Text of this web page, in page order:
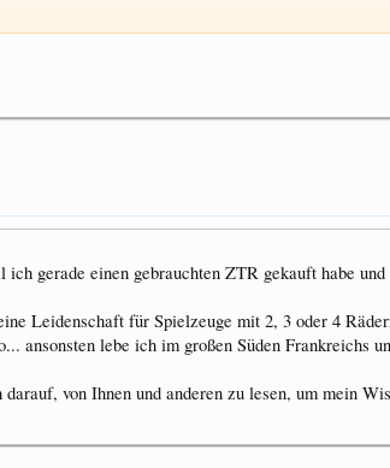
gerade einen gebrauchten ZTR gekauft habe
Leidenschaft für Spielzeuge mit 2, 3 oder 4
ansonsten lebe ich im großen Süden
von Ihnen und anderen zu lesen, um mein